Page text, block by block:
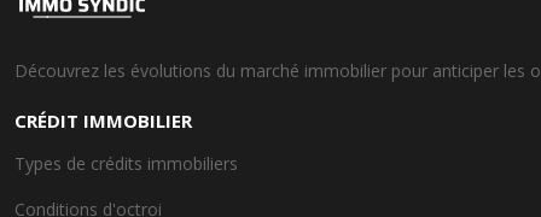
Découvrez les évolutions du marché immobilier pour anticiper les
CRÉDIT IMMOBILIER
Types de crédits immobiliers
Conditions d'octroi